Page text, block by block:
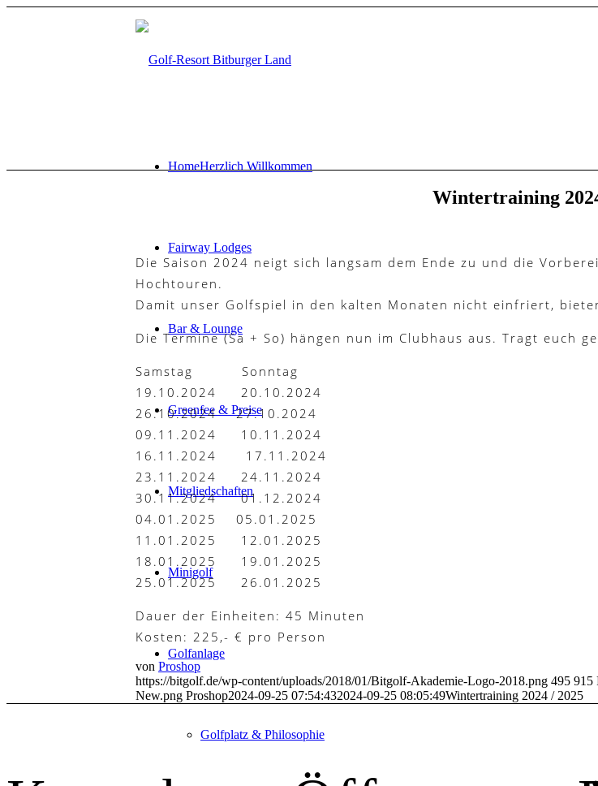
HomeHerzlich Willkommen
Fairway Lodges
Bar & Lounge
Greenfee & Preise
Mitgliedschaften
Minigolf
Golfanlage
Golfplatz & Philosophie
Wintertraining
Die Saison 2024 neigt sich langsam dem Ende zu und die
Hochtouren.
Damit unser Golfspiel in den kalten Monaten nicht einfriert,
Die Termine (Sa + So) hängen nun im Clubhaus aus. Tragt euch
Samstag Sonntag
19.10.2024 20.10.2024
26.10.2024 27.10.2024
09.11.2024 10.11.2024
16.11.2024 17.11.2024
23.11.2024 24.11.2024
30.11.2024 01.12.2024
04.01.2025 05.01.2025
11.01.2025 12.01.2025
18.01.2025 19.01.2025
25.01.2025 26.01.2025
Dauer der Einheiten: 45 Minuten
Kosten: 225,- € pro Person
von Proshop
https://bitgolf.de/wp-content/uploads/2018/01/Bitgolf-Akademie-Logo-2018.png 495 915
New.png Proshop2024-09-25 07:54:432024-09-25 08:05:49Wintertraining 2024 / 2025